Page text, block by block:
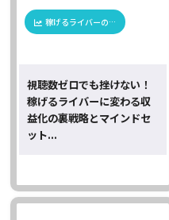
稼げるライバーの…
視聴数ゼロでも挫けない！
稼げるライバーに変わる収
益化の裏戦略とマインドセ
ット...